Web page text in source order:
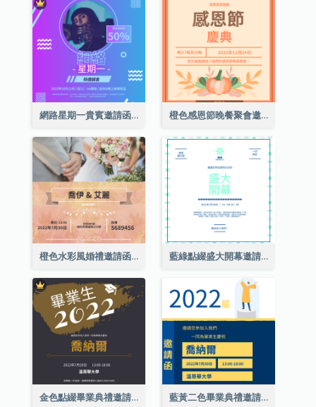
網路星期一貴賓邀請函 橙色感恩節晚餐聚會邀請函
橙色水彩風婚禮邀請函 藍綠點綴盛大開幕邀請函
金色點綴畢業典禮邀請函 藍黃二色畢業典禮邀請函